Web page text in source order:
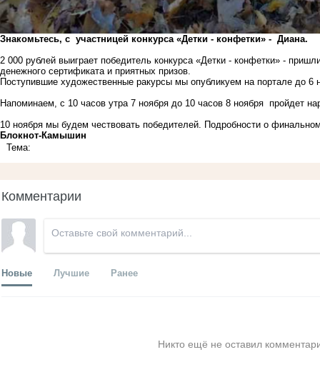
Знакомьтесь, с участницей конкурса «Детки - конфетки» - Диана.
2 000 рублей выиграет победитель конкурса «Детки - конфетки» -
денежного сертификата и приятных призов.
Поступившие художественные ракурсы мы опубликуем на портале до 6
Напоминаем, с 10 часов утра 7 ноября до 10 часов 8 ноября пройдет
10 ноября мы будем чествовать победителей. Подробности о
Блoкнoт-Камышин
Тема:
Комментарии
Новые Лучшие Ранее
Никто ещё не оставил